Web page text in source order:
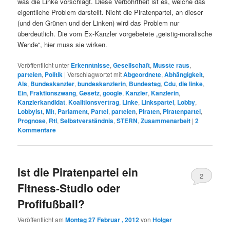
eigentliche Problem darstellt. Nicht die Piratenpartei, an dieser
(und den Grünen und der Linken) wird das Problem nur
überdeutlich. Die vom Ex-Kanzler vorgebetete „geistig-moralische
Wende“, hier muss sie wirken.
Veröffentlicht unter Erkenntnisse,Gesellschaft,Musste raus,
parteien, Politik |Verschlagwortet mitAbgeordnete,Abhängigkeit,
Als, Bundeskanzler,bundeskanzlerin, Bundestag,Cdu,die linke,
Ein,Fraktionszwang,Gesetz,google,Kanzler,Kanzlerin,
Kanzlerkandidat,Koalitionsvertrag, Linke, Linkspartei, Lobby,
Lobbyist,Mit, Parlament, Partei,parteien, Piraten, Piratenpartei,
Prognose, Rtl,Selbstverständnis,STERN,Zusammenarbeit |2
Kommentare
Ist die Piratenpartei ein
Fitness-Studio oder
Profifußball?
Veröffentlicht amMontag 27 Februar , 2012vonHolger
2